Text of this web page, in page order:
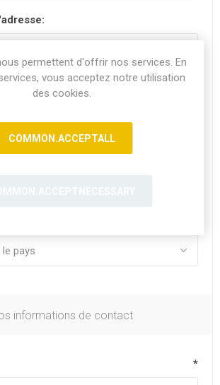
informations de contact
*
permettent d'offrir nos services. En
vous acceptez notre utilisation
des cookies.
COMMON.ACCEPTALL